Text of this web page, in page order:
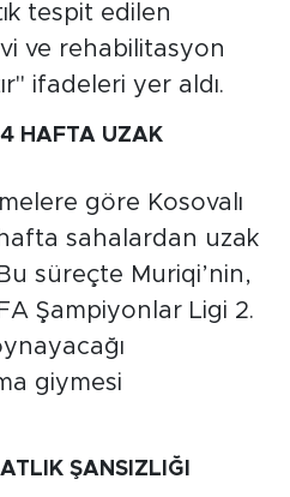
tespit edilen
ve rehabilitasyon
ifadeleri yer aldı.
HAFTA UZAK
göre Kosovalı
sahalardan uzak
süreçte Muriqi’nin,
Şampiyonlar Ligi 2.
giymesi
ŞANSIZLIĞI